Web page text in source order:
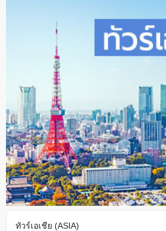
ทัวร์เอเชีย (ASIA)